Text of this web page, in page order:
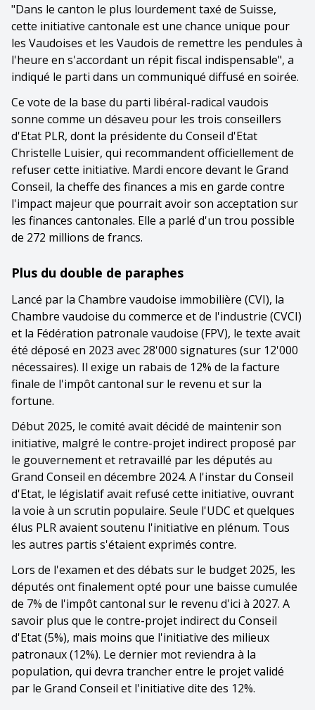
"Dans le canton le plus lourdement taxé de Suisse,
cette initiative cantonale est une chance unique pour
les Vaudoises et les Vaudois de remettre les pendules à
l'heure en s'accordant un répit fiscal indispensable", a
indiqué le parti dans un communiqué diffusé en soirée.
Ce vote de la base du parti libéral-radical vaudois
sonne comme un désaveu pour les trois conseillers
d'Etat PLR, dont la présidente du Conseil d'Etat
Christelle Luisier, qui recommandent officiellement de
refuser cette initiative. Mardi encore devant le Grand
Conseil, la cheffe des finances a mis en garde contre
l'impact majeur que pourrait avoir son acceptation sur
les finances cantonales. Elle a parlé d'un trou possible
de 272 millions de francs.
Plus du double de paraphes
Lancé par la Chambre vaudoise immobilière (CVI), la
Chambre vaudoise du commerce et de l'industrie (CVCI)
et la Fédération patronale vaudoise (FPV), le texte avait
été déposé en 2023 avec 28'000 signatures (sur 12'000
nécessaires). Il exige un rabais de 12% de la facture
finale de l'impôt cantonal sur le revenu et sur la
fortune.
Début 2025, le comité avait décidé de maintenir son
initiative, malgré le contre-projet indirect proposé par
le gouvernement et retravaillé par les députés au
Grand Conseil en décembre 2024. A l'instar du Conseil
d'Etat, le législatif avait refusé cette initiative, ouvrant
la voie à un scrutin populaire. Seule l'UDC et quelques
élus PLR avaient soutenu l'initiative en plénum. Tous
les autres partis s'étaient exprimés contre.
Lors de l'examen et des débats sur le budget 2025, les
députés ont finalement opté pour une baisse cumulée
de 7% de l'impôt cantonal sur le revenu d'ici à 2027. A
savoir plus que le contre-projet indirect du Conseil
d'Etat (5%), mais moins que l'initiative des milieux
patronaux (12%). Le dernier mot reviendra à la
population, qui devra trancher entre le projet validé
par le Grand Conseil et l'initiative dite des 12%.